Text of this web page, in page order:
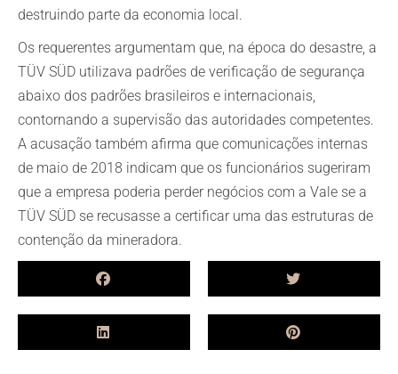
destruindo parte da economia local.
Os requerentes argumentam que, na época do desastre, a
TÜV SÜD utilizava padrões de verificação de segurança
abaixo dos padrões brasileiros e internacionais,
contornando a supervisão das autoridades competentes.
A acusação também afirma que comunicações internas
de maio de 2018 indicam que os funcionários sugeriram
que a empresa poderia perder negócios com a Vale se a
TÜV SÜD se recusasse a certificar uma das estruturas de
contenção da mineradora.